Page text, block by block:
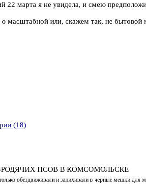
22 марта я не увидела, и смею
или, скажем так, не бытовой
(18)
ПСОВ В КОМСОМОЛЬСКЕ
обездвиживали и запихивали в черные мешки для